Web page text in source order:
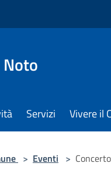
Servizi Vivere il
> Eventi >